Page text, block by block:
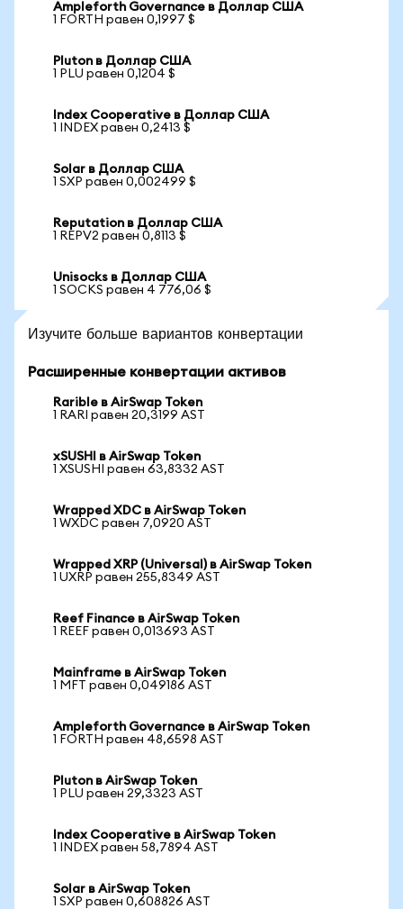
Ampleforth Governance в Доллар США
1 FORTH равен 0,1997 $
Pluton в Доллар США
1 PLU равен 0,1204 $
Index Cooperative в Доллар США
1 INDEX равен 0,2413 $
Solar в Доллар США
1 SXP равен 0,002499 $
Reputation в Доллар США
1 REPV2 равен 0,8113 $
Unisocks в Доллар США
1 SOCKS равен 4 776,06 $
Изучите больше вариантов конвертации
Расширенные конвертации активов
Rarible в AirSwap Token
1 RARI равен 20,3199 AST
xSUSHI в AirSwap Token
1 XSUSHI равен 63,8332 AST
Wrapped XDC в AirSwap Token
1 WXDC равен 7,0920 AST
Wrapped XRP (Universal) в AirSwap Token
1 UXRP равен 255,8349 AST
Reef Finance в AirSwap Token
1 REEF равен 0,013693 AST
Mainframe в AirSwap Token
1 MFT равен 0,049186 AST
Ampleforth Governance в AirSwap Token
1 FORTH равен 48,6598 AST
Pluton в AirSwap Token
1 PLU равен 29,3323 AST
Index Cooperative в AirSwap Token
1 INDEX равен 58,7894 AST
Solar в AirSwap Token
1 SXP равен 0,608826 AST